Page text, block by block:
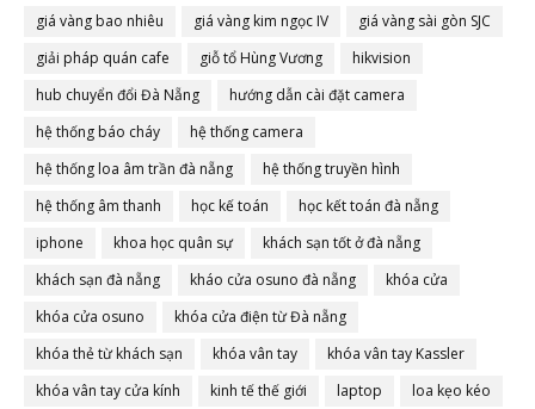
giá vàng bao nhiêu giá vàng kim ngọc IV
giá vàng sài gòn SJC
giải pháp quán cafe
giỗ tổ Hùng Vương
hikvision
hub chuyển đổi Đà Nẵng
hướng dẫn cài đặt camera
hệ thống báo cháy
hệ thống camera
hệ thống loa âm trần đà nẵng
hệ thống truyền hình
hệ thống âm thanh
học kế toán
học kết toán đà nẵng
iphone
khoa học quân sự
khách sạn tốt ở đà nẵng
khách sạn đà nẵng
kháo cửa osuno đà nẵng
khóa cửa
khóa cửa osuno
khóa cửa điện từ Đà nẵng
khóa thẻ từ khách sạn
khóa vân tay
khóa vân tay Kassler
khóa vân tay cửa kính
kinh tế thế giới laptop
loa kẹo kéo